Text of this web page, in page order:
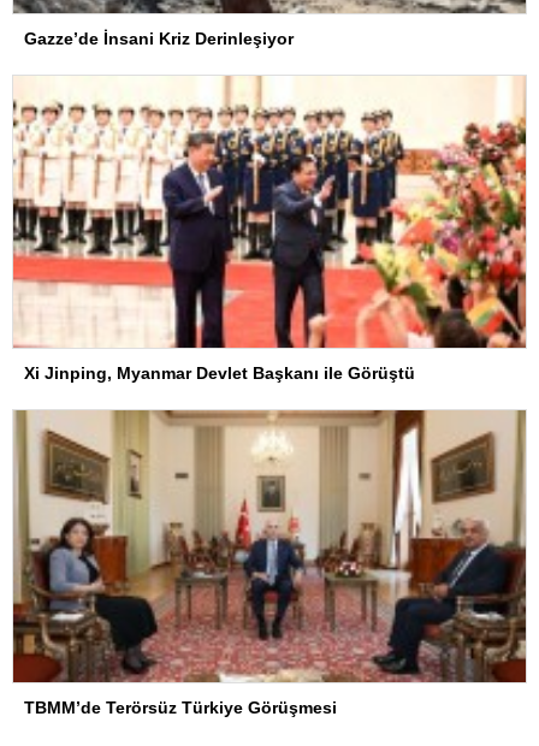
Gazze’de İnsani Kriz Derinleşiyor
Xi Jinping, Myanmar Devlet Başkanı ile Görüştü
TBMM’de Terörsüz Türkiye Görüşmesi